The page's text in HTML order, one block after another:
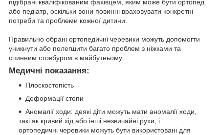
підібрані кваліфікованим фахівцем, яким може бути ортопед
або педіатр, оскільки вони повинні враховувати конкретні
потреби та проблеми кожної дитини.
Правильно обрані ортопедичні черевики можуть допомогти
уникнути або полегшити багато проблем з ніжками та
спинним стовбуром в майбутньому.
Медичні показання:
Плоскостопість
Деформації стопи
Аномалії ходи: деякі діти можуть мати аномалії ходи,
такі як кривий хід або інші незвичайні рухи, і
ортопедичні черевики можуть бути використовані для